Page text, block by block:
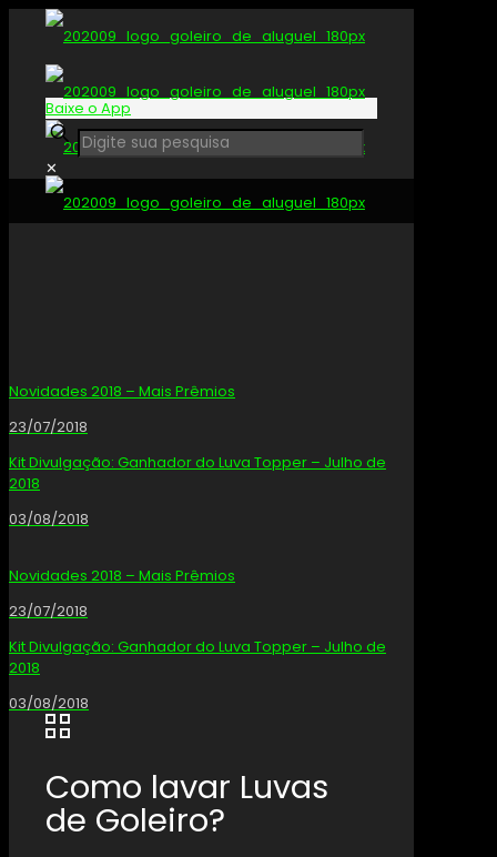
Baixe o App
✕
Novidades 2018 – Mais Prêmios
23/07/2018
Kit Divulgação: Ganhador do Luva Topper – Julho de
2018
03/08/2018
Novidades 2018 – Mais Prêmios
23/07/2018
Kit Divulgação: Ganhador do Luva Topper – Julho de
2018
03/08/2018
Como lavar Luvas
de Goleiro?